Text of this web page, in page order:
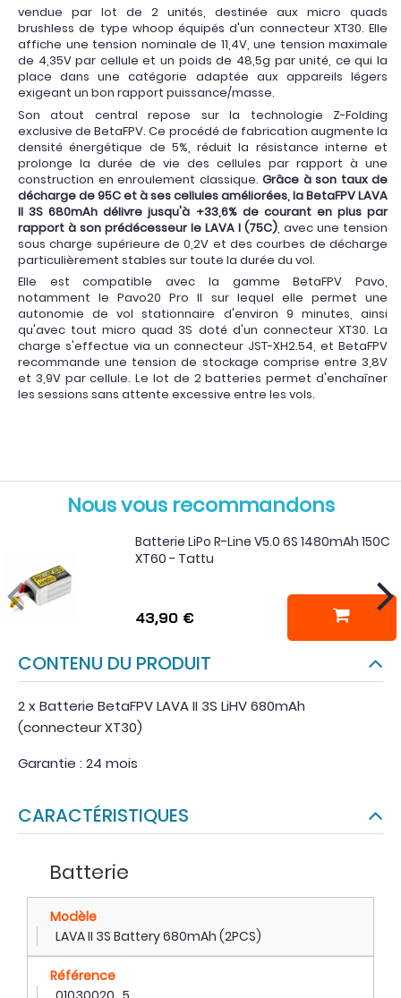
vendue par lot de 2 unités, destinée aux micro quads
brushless de type whoop équipés d'un connecteur XT30. Elle
affiche une tension nominale de 11,4V, une tension maximale
de 4,35V par cellule et un poids de 48,5g par unité, ce qui la
place dans une catégorie adaptée aux appareils légers
exigeant un bon rapport puissance/masse.
Son atout central repose sur la technologie Z-Folding
exclusive de BetaFPV. Ce procédé de fabrication augmente la
densité énergétique de 5%, réduit la résistance interne et
prolonge la durée de vie des cellules par rapport à une
construction en enroulement classique. Grâce à son taux de
décharge de 95C et à ses cellules améliorées, la BetaFPV LAVA
II 3S 680mAh délivre jusqu'à +33,6% de courant en plus par
rapport à son prédécesseur le LAVA I (75C) , avec une tension
sous charge supérieure de 0,2V et des courbes de décharge
particulièrement stables sur toute la durée du vol.
Elle est compatible avec la gamme BetaFPV Pavo,
notamment le Pavo20 Pro II sur lequel elle permet une
autonomie de vol stationnaire d'environ 9 minutes, ainsi
qu'avec tout micro quad 3S doté d'un connecteur XT30. La
charge s'effectue via un connecteur JST-XH2.54, et BetaFPV
recommande une tension de stockage comprise entre 3,8V
et 3,9V par cellule. Le lot de 2 batteries permet d'enchaîner
les sessions sans attente excessive entre les vols.
Nous vous recommandons
Batterie LiPo R-Line V5.0 6S 1480mAh 150C
XT60 - Tattu
43,90 €
CONTENU DU PRODUIT
2 x Batterie BetaFPV LAVA II 3S LiHV 680mAh
(connecteur XT30)
Garantie : 24 mois
CARACTÉRISTIQUES
Batterie
Modèle
LAVA II 3S Battery 680mAh (2PCS)
Référence